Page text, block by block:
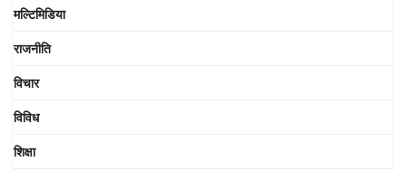
मल्टिमिडिया
राजनीति
विचार
विविध
शिक्षा